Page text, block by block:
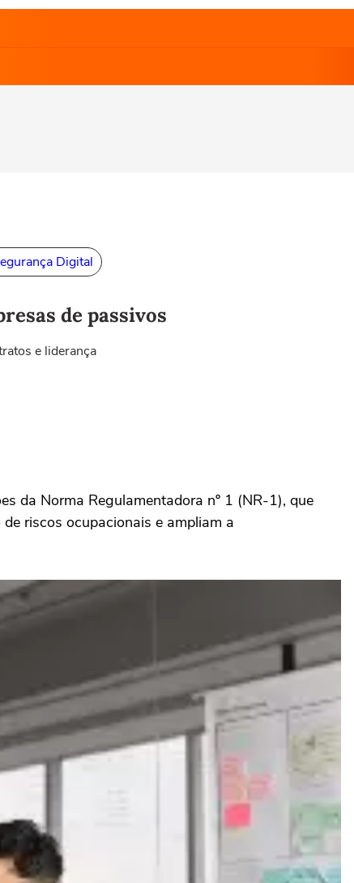
Digital
de passivos
e liderança
da Norma Regulamentadora nº 1 (NR-1), que
riscos ocupacionais e ampliam a